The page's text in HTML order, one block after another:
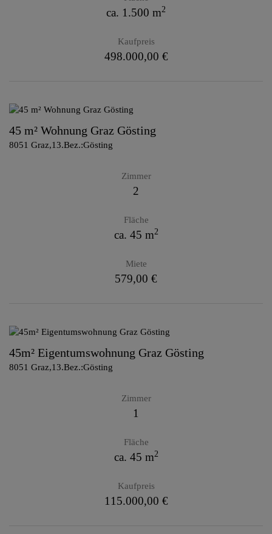
ca. 1.500 m2
Kaufpreis
498.000,00 €
45 m² Wohnung Graz Gösting
8051 Graz,13.Bez.:Gösting
Zimmer
2
Fläche
ca. 45 m2
Miete
579,00 €
45m² Eigentumswohnung Graz Gösting
8051 Graz,13.Bez.:Gösting
Zimmer
1
Fläche
ca. 45 m2
Kaufpreis
115.000,00 €